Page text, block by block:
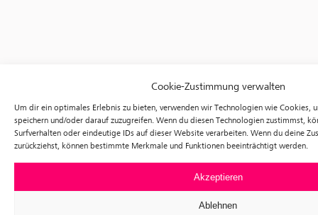
Cookie-Zustimmung verwalten
Um dir ein optimales Erlebnis zu bieten, verwenden wir Technologien wie Cookies,
speichern und/oder darauf zuzugreifen. Wenn du diesen Technologien zustimmst,
Surfverhalten oder eindeutige IDs auf dieser Website verarbeiten. Wenn du deine
zurückziehst, können bestimmte Merkmale und Funktionen beeinträchtigt werden.
Akzeptieren
Ablehnen